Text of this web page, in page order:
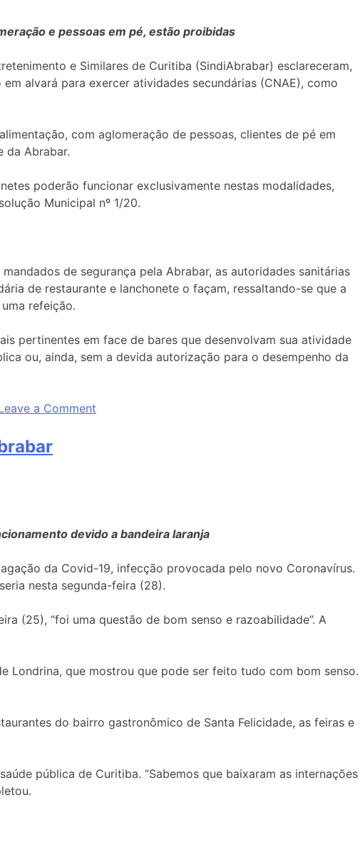
e pessoas em pé, estão proibidas
e Similares de Curitiba (SindiAbrabar) esclareceram,
alvará para exercer atividades secundárias (CNAE), como
com aglomeração de pessoas, clientes de pé em
da Abrabar.
poderão funcionar exclusivamente nestas modalidades,
Municipal nº 1/20.
de segurança pela Abrabar, as autoridades sanitárias
de restaurante e lanchonete o façam, ressaltando-se que a
refeição.
pertinentes em face de bares que desenvolvam sua atividade
ou, ainda, sem a devida autorização para o desempenho da
a Comment
devido a bandeira laranja
da Covid-19, infecção provocada pelo novo Coronavírus.
nesta segunda-feira (28).
(25), “foi uma questão de bom senso e razoabilidade”. A
Londrina, que mostrou que pode ser feito tudo com bom senso.
do bairro gastronômico de Santa Felicidade, as feiras e
pública de Curitiba. “Sabemos que baixaram as internações